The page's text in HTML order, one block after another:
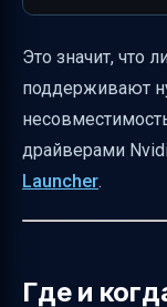
Это значит, что
поддерживают
драйверами
Launcher.
Где и